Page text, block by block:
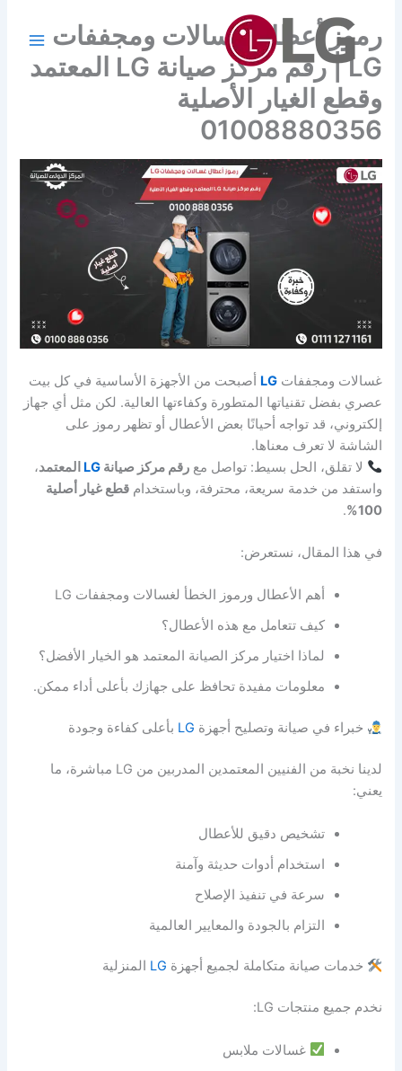
المحتوى
رموز أعطال غسالات ومجففات
LG | رقم مركز صيانة LG المعتمد
وقطع الغيار الأصلية
01008880356
غسالات ومجففاتLG أصبحت من الأجهزة الأساسية في كل بيت
عصري بفضل تقنياتها المتطورة وكفاءتها العالية. لكن مثل أي جهاز
إلكتروني، قد تواجه أحيانًا بعض الأعطال أو تظهر رموز على
الشاشة لا تعرف معناها.
لا تقلق، الحل بسيط: تواصل معرقم مركز صيانةLG المعتمد،
واستفد من خدمة سريعة، محترفة، وباستخدامقطع غيار أصلية
100%
.
في هذا المقال، نستعرض:
أهم الأعطال ورموز الخطأ لغسالات ومجففات LG
كيف تتعامل مع هذه الأعطال؟
لماذا اختيار مركز الصيانة المعتمد هو الخيار الأفضل؟
معلومات مفيدة تحافظ على جهازك بأعلى أداء ممكن.
خبراء في صيانة وتصليح أجهزة LG بأعلى كفاءة وجودة
لدينا نخبة من الفنيين المعتمدين المدربين من LG مباشرة، ما
يعني:
تشخيص دقيق للأعطال
استخدام أدوات حديثة وآمنة
سرعة في تنفيذ الإصلاح
التزام بالجودة والمعايير العالمية
خدمات صيانة متكاملة لجميع أجهزة LG المنزلية
نخدم جميع منتجات LG:
غسالات ملابس